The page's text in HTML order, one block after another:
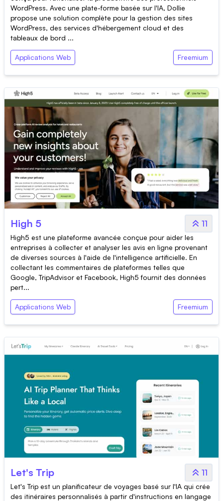
WordPress. Avec une plate-forme basée sur l'IA, Dollie
propose une solution complète pour la gestion des sites
WordPress, des services d'hébergement cloud et des
tableaux de bord ...
Applications Web Freemium
High 5 11
High5 est une plateforme avancée conçue pour aider les
entreprises à collecter et analyser les avis en ligne provenant
de diverses sources à l'aide de l'intelligence artificielle. En
collectant les commentaires de plateformes telles que
Google, TripAdvisor et Facebook, High5 fournit des données
pert...
Applications Web Freemium
Let's Trip 11
Let's Trip est un planificateur de voyages basé sur l'IA qui crée
des itinéraires personnalisés à partir d'instructions en langage